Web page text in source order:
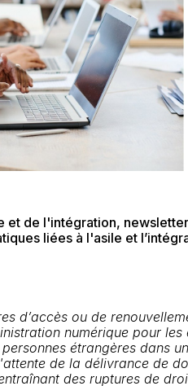
et de l'intégration,
liées à l'asile et
d’accès ou de
numérique pour les
étrangères dans
de la délivrancede
des ruptures de